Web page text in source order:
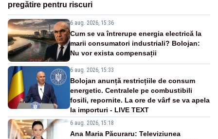
pregătire pentru riscuri
6 aug. 2026, 15:36
Cum se va întrerupe energia electrică la
marii consumatori industriali? Bolojan:
Nu vor exista compensații
6 aug. 2026, 15:33
Bolojan anunță restricțiile de consum
energetic. Centralele pe combustibili
fosili, repornite. La ore de vârf se va apela
la importuri - LIVE TEXT
6 aug. 2026, 15:18
Ana Maria Păcuraru: Televiziunea